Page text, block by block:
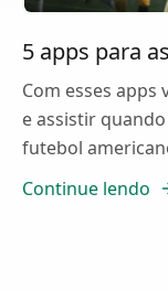
5 apps para
Com esses
e assistir
futebol
Continue lendo